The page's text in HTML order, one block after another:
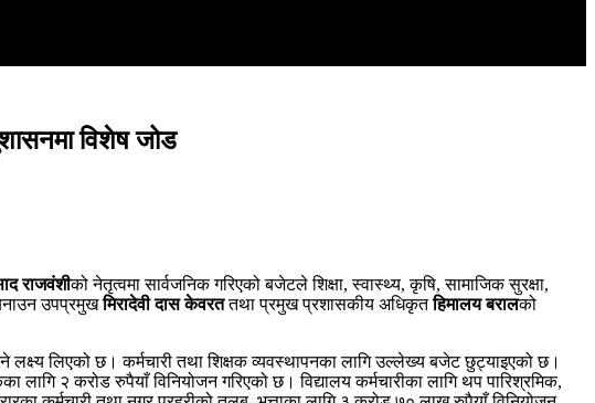
विशेष जोड
राजवंशीको नेतृत्वमा सार्वजनिक गरिएको बजेटले शिक्षा, स्वास्थ्य, कृषि, सामाजिक सुरक्षा,
उपप्रमुखमिरादेवी दास केवरततथा प्रमुख प्रशासकीय अधिकृतहिमालय बरालको
लक्ष्य लिएको छ। कर्मचारी तथा शिक्षक व्यवस्थापनका लागि उल्लेख्य बजेट छुट्याइएको छ।
लागि २ करोड रुपैयाँ विनियोजन गरिएको छ। विद्यालय कर्मचारीका लागि थप पारिश्रमिक,